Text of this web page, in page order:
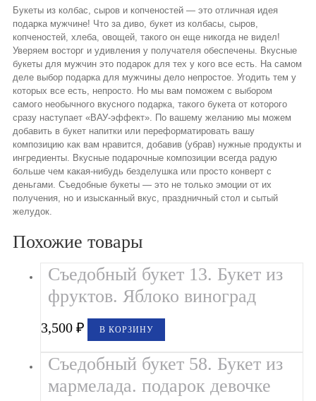
Букеты из колбас, сыров и копченостей — это отличная идея
подарка мужчине! Что за диво, букет из колбасы, сыров,
копченостей, хлеба, овощей, такого он еще никогда не видел!
Уверяем восторг и удивления у получателя обеспечены. Вкусные
букеты для мужчин это подарок для тех у кого все есть. На самом
деле выбор подарка для мужчины дело непростое. Угодить тем у
которых все есть, непросто. Но мы вам поможем с выбором
самого необычного вкусного подарка, такого букета от которого
сразу наступает «ВАУ-эффект». По вашему желанию мы можем
добавить в букет напитки или переформатировать вашу
композицию как вам нравится, добавив (убрав) нужные продукты и
ингредиенты. Вкусные подарочные композиции всегда радую
больше чем какая-нибудь безделушка или просто конверт с
деньгами. Съедобные букеты — это не только эмоции от их
получения, но и изысканный вкус, праздничный стол и сытый
желудок.
Похожие товары
Съедобный букет 13. Букет из
фруктов. Яблоко виноград
3,500₽ В КОРЗИНУ
Съедобный букет 58. Букет из
мармелада. подарок девочке